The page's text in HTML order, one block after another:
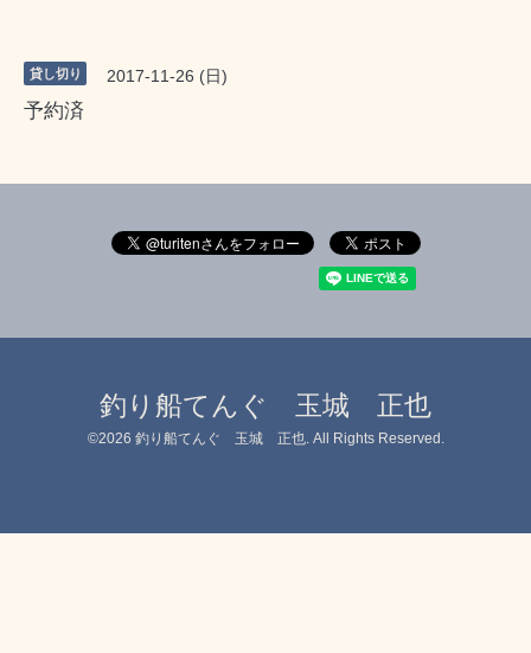
貸し切り 2017-11-26 (日)
予約済
釣り船てんぐ 玉城 正也
©2026 釣り船てんぐ 玉城 正也. All Rights Reserved.